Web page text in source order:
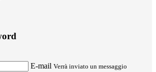
E-mail Verrà inviato un messaggio